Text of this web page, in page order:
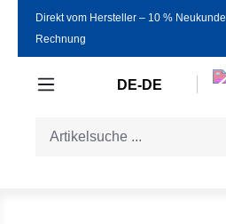
Zum Hauptinhalt springen
Direkt vom Hersteller ‒ 10 %
Rechnung
DE-DE